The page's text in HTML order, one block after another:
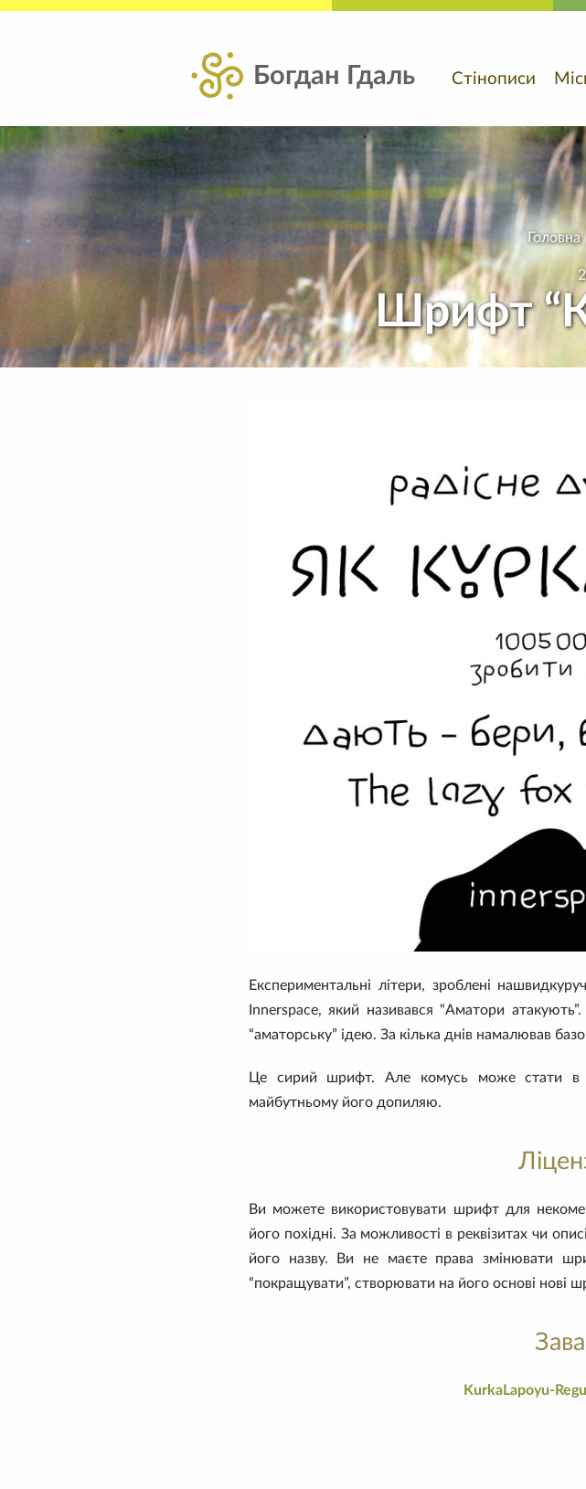
Богдан Гдаль Стінописи
Головна
Шрифт
Експериментальні літери, зроблені
Innerspace, який називався “Аматори
“аматорську” ідею. За кілька днів намалював
Це сирий шрифт. Але комусь може стати
майбутньому його допиляю.
Ви можете використовувати шрифт для
його похідні. За можливості в реквізитах чи
його назву. Ви не маєте права змінювати
“покращувати”, створювати на його основі нові
KurkaLapoyu-